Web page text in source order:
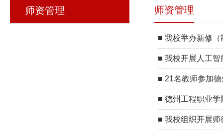
师资管理 师资管理
■ 我校举办新修
■ 我校开展人工
■ 21名教师参加
■ 德州工程职业学
■ 我校组织开展